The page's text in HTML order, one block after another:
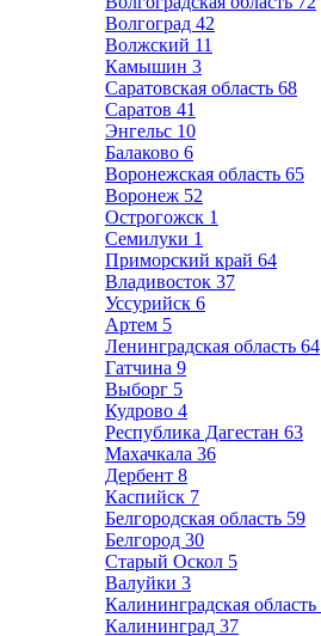
Волгоград 42
Волжский 11
Камышин 3
Саратовская область 68
Саратов 41
Энгельс 10
Балаково 6
Воронежская область 65
Воронеж 52
Острогожск 1
Семилуки 1
Приморский край 64
Владивосток 37
Уссурийск 6
Артем 5
Ленинградская область 64
Гатчина 9
Выборг 5
Кудрово 4
Республика Дагестан 63
Махачкала 36
Дербент 8
Каспийск 7
Белгородская область 59
Белгород 30
Старый Оскол 5
Валуйки 3
Калининградская область
Калининград 37